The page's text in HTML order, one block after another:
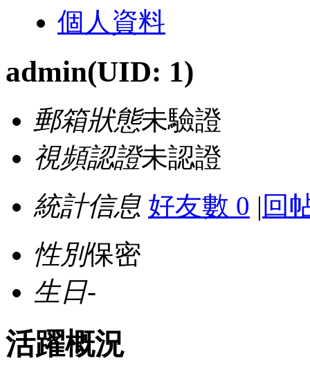
個人資料
admin(UID: 1)
郵箱狀態未驗證
視頻認證未認證
統計信息 好友數 0 | 回
性別保密
生日-
活躍概況